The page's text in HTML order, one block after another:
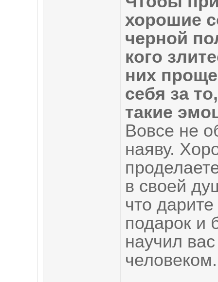
хорошие
черной
кого
них
себя за
такие
Вовсе не
наяву.
в своей
что
подарок и
научил
человеком.